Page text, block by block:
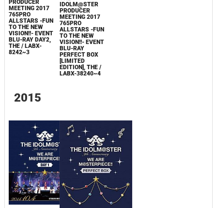
PRODUCER
MEETING 2017
765PRO
ALLSTARS -FUN
TO THE NEW
VISION!!- EVENT
BLU-RAY DAY2,
THE / LABX-
8242~3
IDOLM@STER
PRODUCER
MEETING 2017
765PRO
ALLSTARS -FUN
TO THE NEW
VISION!!- EVENT
BLU-RAY
PERFECT BOX
[LIMITED
EDITION], THE /
LABX-38240~4
2015